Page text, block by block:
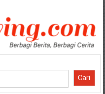
Cari